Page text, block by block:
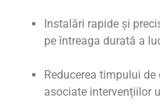
Instalări rapide și
pe întreaga durată a
Reducerea timpului
asociate intervențiilor